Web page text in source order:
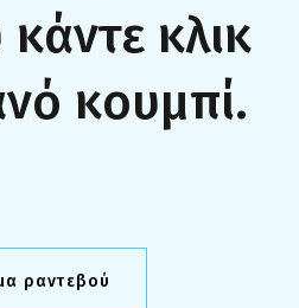
κλικ
κουμπί.
ραντεβού